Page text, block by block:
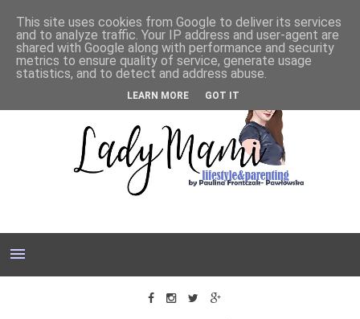
This site uses cookies from Google to deliver its services
and to analyze traffic. Your IP address and user-agent are
shared with Google along with performance and security
metrics to ensure quality of service, generate usage
statistics, and to detect and address abuse.
LEARN MORE GOT IT